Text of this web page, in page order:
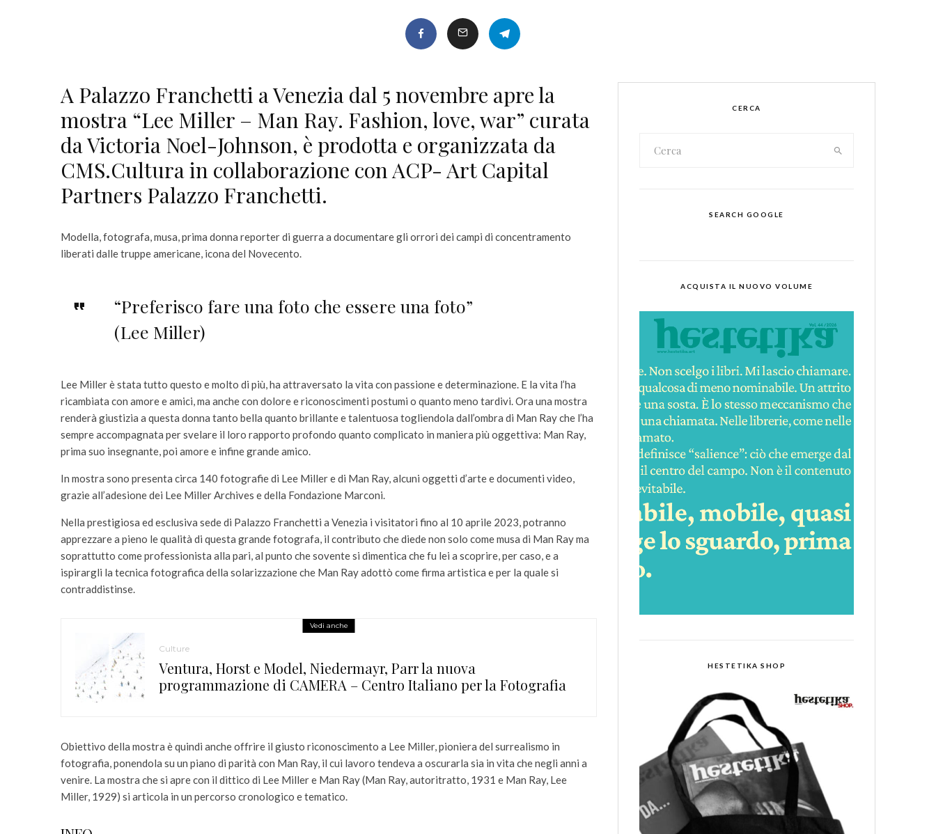
A Palazzo Franchetti a Venezia dal 5 novembre apre la
mostra “Lee Miller – Man Ray. Fashion, love, war” curata
da Victoria Noel-Johnson, è prodotta e organizzata da
CMS.Cultura in collaborazione con ACP- Art Capital
Partners Palazzo Franchetti.
Modella, fotografa, musa, prima donna reporter di guerra a documentare gli orrori dei campi di concentramento
liberati dalle truppe americane, icona del Novecento.
“Preferisco fare una foto che essere una foto”
(Lee Miller)
Lee Miller è stata tutto questo e molto di più, ha attraversato la vita con passione e determinazione. E la vita l’ha
ricambiata con amore e amici, ma anche con dolore e riconoscimenti postumi o quanto meno tardivi. Ora una mostra
renderà giustizia a questa donna tanto bella quanto brillante e talentuosa togliendola dall’ombra di Man Ray che l’ha
sempre accompagnata per svelare il loro rapporto profondo quanto complicato in maniera più oggettiva: Man Ray,
prima suo insegnante, poi amore e infine grande amico.
In mostra sono presenta circa 140 fotografie di Lee Miller e di Man Ray, alcuni oggetti d’arte e documenti video,
grazie all’adesione dei Lee Miller Archives e della Fondazione Marconi.
Nella prestigiosa ed esclusiva sede di Palazzo Franchetti a Venezia i visitatori fino al 10 aprile 2023, potranno
apprezzare a pieno le qualità di questa grande fotografa, il contributo che diede non solo come musa di Man Ray ma
soprattutto come professionista alla pari, al punto che sovente si dimentica che fu lei a scoprire, per caso, e a
ispirargli la tecnica fotografica della solarizzazione che Man Ray adottò come firma artistica e per la quale si
contraddistinse.
Vedi anche
Culture
Ventura, Horst e Model, Niedermayr, Parr la nuova
programmazione di CAMERA – Centro Italiano per la Fotografia
Obiettivo della mostra è quindi anche offrire il giusto riconoscimento a Lee Miller, pioniera del surrealismo in
fotografia, ponendola su un piano di parità con Man Ray, il cui lavoro tendeva a oscurarla sia in vita che negli anni a
venire. La mostra che si apre con il dittico di Lee Miller e Man Ray (Man Ray, autoritratto, 1931 e Man Ray, Lee
Miller, 1929) si articola in un percorso cronologico e tematico.
CERCA
SEARCH GOOGLE
ACQUISTA IL NUOVO VOLUME
HESTETIKA SHOP